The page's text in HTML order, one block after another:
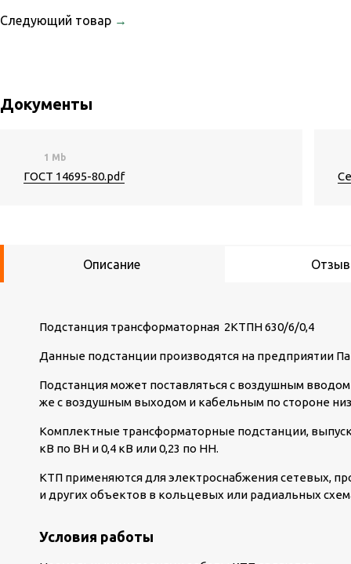
Следующий товар →
Документы
1 Mb
ГОСТ 14695-80.pdf
Описание
Подстанция трансформаторная 2КТПН 630/6/0,4
Данные подстанции производятся на предприятии
Подстанция может поставляться с воздушным
же с воздушным выходом и кабельным по стороне
Комплектные трансформаторные подстанции,
кВ по ВН и 0,4 кВ или 0,23 по НН.
КТП применяются для электроснабжения сетевых,
и других объектов в кольцевых или радиальных
Условия работы